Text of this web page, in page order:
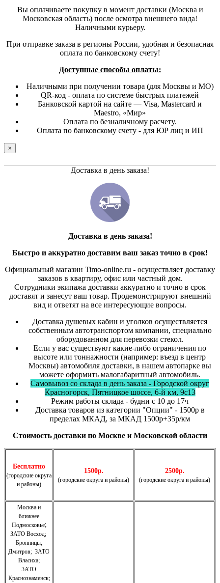
Вы оплачиваете покупку в момент доставки (Москва и
Московская область) после осмотра внешнего вида!
Наличными курьеру.
При отправке заказа в регионы России, удобная и безопасная
оплата по банковскому счету!
Доступные способы оплаты:
Наличными при получении товара (для Москвы и МО)
QR-код - оплата по системе быстрых платежей
Банковской картой на сайте — Visa, Mastercard и
Maestro, «Мир»
Оплата по безналичному расчету.
Оплата по банковскому счету - для ЮР лиц и ИП
×
Доставка в день заказа!
Доставка в день заказа!
Быстро и аккуратно доставим ваш заказ точно в срок!
Официальный магазин Timo-online.ru - осуществляет доставку
заказов в квартиру, офис или частный дом.
Сотрудники экипажа доставки аккуратно и точно в срок
доставят и занесут ваш товар. Продемонстрируют внешний
вид и ответят на все интересующие вопросы.
Доставка душевых кабин и уголков осуществляется
собственным автотранспортом компании, специально
оборудованном для перевозки стекол.
Если у вас существуют какие-либо ограничения по
высоте или тоннажности (например: въезд в центр
Москвы) автомобиля доставки, в нашем автопарке вы
можете оформить малогабаритный автомобиль.
Самовывоз со склада в день заказа - Городской округ
Красногорск, Пятницкое шоссе, 6-й км, 9с13
Режим работы склада - будни с 10 до 17ч
Доставка товаров из категории "Опции" - 1500р в
пределах МКАД, за МКАД 1500р+35р/км
Стоимость доставки по Москве и Московской области
Бесплатно
(городские округа
и районы)
1500р.
(городские округа и районы)
2500р.
(городские округа и районы)
Москва и
ближнее
Подмосковье;
ЗАТО Восход;
Бронницы;
Дмитров; ЗАТО
Власиха;
ЗАТО
Краснознаменск;